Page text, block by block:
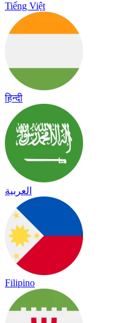
Tiếng Việt
हिन्दी
العربية
Filipino